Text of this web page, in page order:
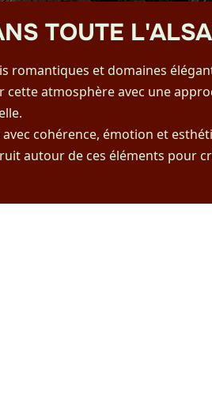
TOUTE
et domaines
atmosphère avec une
cohérence, émotion et
autour de ces éléments pour